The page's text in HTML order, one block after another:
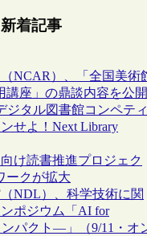
着記事
NCAR）、「全国美術
講座」の鼎談内容を公開
ジタル図書館コンペティ
せよ！Next Library
け読書推進プロジェク
ークが拡大
NDL）、科学技術に関
ポジウム「AI for
パクト―」（9/11・オ